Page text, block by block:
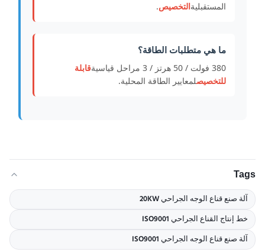
المستقبليةالتخصيص.
ما هي متطلبات الطاقة؟
380 فولت / 50 هرتز / 3 مراحل قياسية
قابلة
للتخصيصلمعايير الطاقة المحلية.
Tags
آلة صنع قناع الوجه الجراحي 20KW
خط إنتاج القناع الجراحي ISO9001
آلة صنع قناع الوجه الجراحي ISO9001